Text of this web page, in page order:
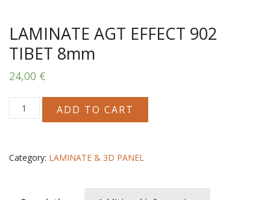
LAMINATE AGT EFFECT 902
TIBET 8mm
24,00 €
LAMINATE
AGT
TIBET
8mm
ADD TO CART
Category: LAMINATE & 3D PANEL